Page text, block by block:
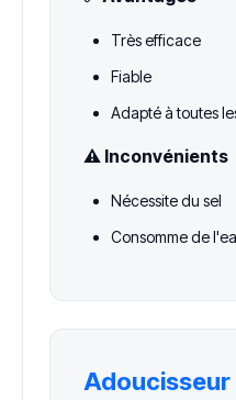
Très efficace
Fiable
Adapté à toutes
⚠️ Inconvénients
Nécessite du sel
Consomme de
Adoucisseur